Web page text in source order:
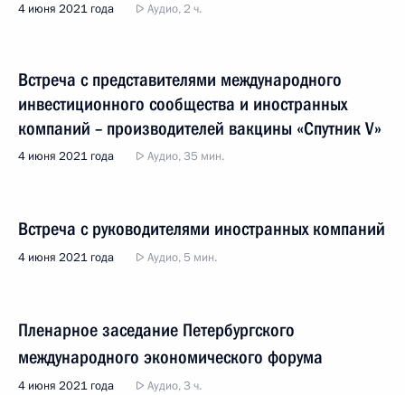
4 июня 2021 года Аудио, 2 ч.
Встреча с представителями международного
инвестиционного сообщества и иностранных
компаний – производителей вакцины «Спутник V»
4 июня 2021 года Аудио, 35 мин.
Встреча с руководителями иностранных компаний
4 июня 2021 года Аудио, 5 мин.
Пленарное заседание Петербургского
международного экономического форума
4 июня 2021 года Аудио, 3 ч.